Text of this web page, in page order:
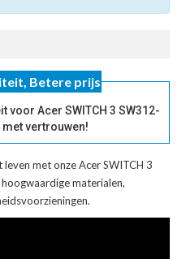
Betere prijs
voor Acer SWITCH 3 SW312-
met vertrouwen!
met onzeAcer SWITCH 3
hoogwaardige materialen,